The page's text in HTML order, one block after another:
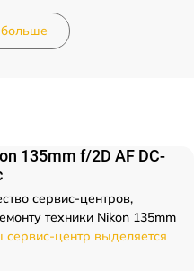
135mm f/2D AF DC-
сервис-центров,
техники Nikon 135mm
сервис-центр выделяется